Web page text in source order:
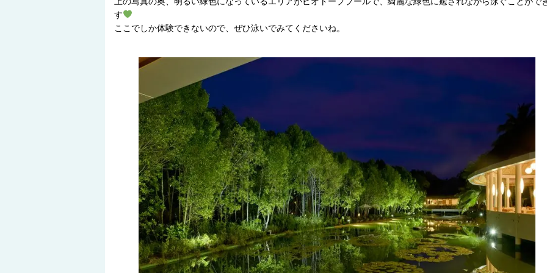
す
ここでしか体験できないので、ぜひ泳いでみてくださいね。